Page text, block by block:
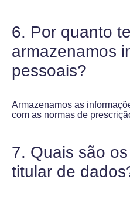
6. Por quanto
armazenamos
pessoais?
Armazenamos as
com as normas de
7. Quais são
titular de